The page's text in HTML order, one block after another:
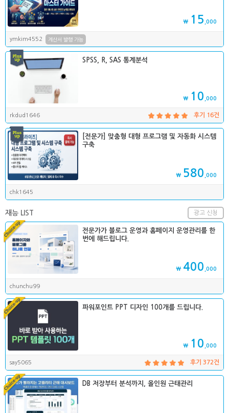
₩ 15 ,000
ymkim4552 계산서 발행 가능
SPSS, R, SAS 통계분석
₩ 10 ,000
rkdud1646 후기 16건
[전문가] 맞춤형 대형 프로그램 및 자동화 시스템
구축
₩ 580 ,000
chk1645
광고 신청
재능 LIST
전문가가 블로그 운영과 홈페이지 운영관리를 한
번에 해드립니다.
₩ 400 ,000
chunchu99
파워포인트 PPT 디자인 100개를 드립니다.
₩ 10 ,000
say5065 후기 372건
DB 저장부터 분석까지, 올인원 근태관리